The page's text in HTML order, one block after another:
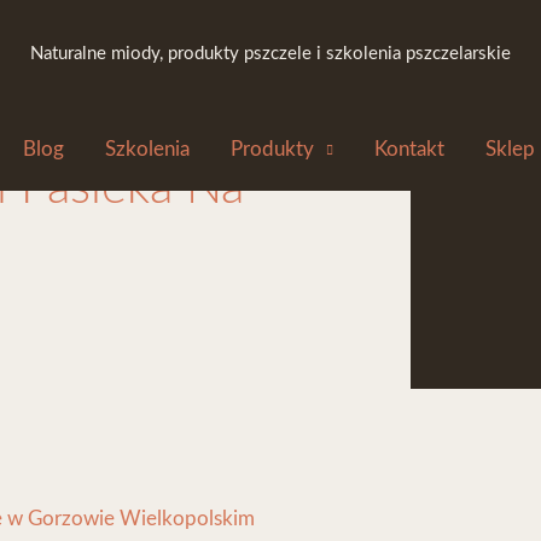
Naturalne miody, produkty pszczele i szkolenia pszczelarskie
Blog Szkolenia Produkty Kontakt Sklep
Na